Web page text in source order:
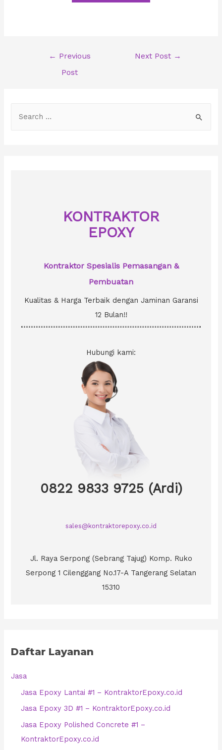
Post
navigation
← Previous
Post
Next Post →
KONTRAKTOR
EPOXY
Kontraktor Spesialis Pemasangan &
Pembuatan
Kualitas & Harga Terbaik dengan Jaminan Garansi
12 Bulan!!
Hubungi kami:
0822 9833 9725 (Ardi)
sales@kontraktorepoxy.co.id
Jl. Raya Serpong (Sebrang Tajug) Komp. Ruko
Serpong 1 Cilenggang No.17-A Tangerang Selatan
15310
Daftar Layanan
Jasa
Jasa Epoxy Lantai #1 – KontraktorEpoxy.co.id
Jasa Epoxy 3D #1 – KontraktorEpoxy.co.id
Jasa Epoxy Polished Concrete #1 –
KontraktorEpoxy.co.id